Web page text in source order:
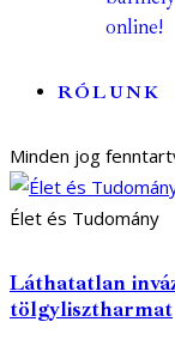
online!
RÓLUNK
Minden jog
Élet és Tudomány
Láthatatlan
tölgylisztharmat